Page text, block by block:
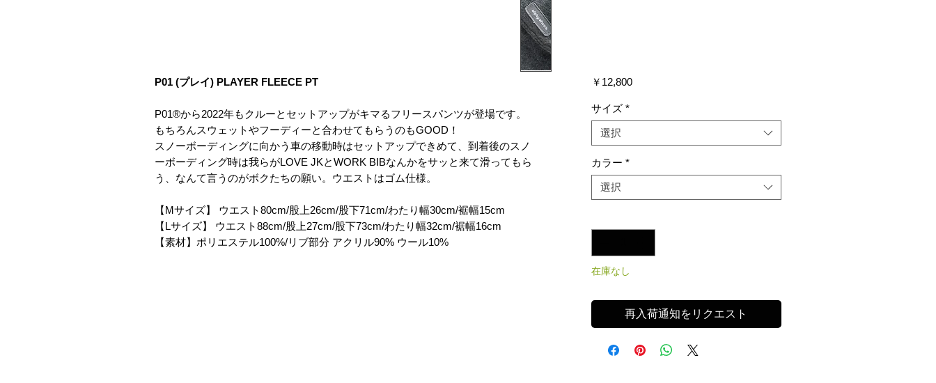
P01 (プレイ) PLAYER FLEECE PT
P01®から2022年もクルーとセットアップがキマるフリースパンツが登場です。
もちろんスウェットやフーディーと合わせてもらうのもGOOD！
スノーボーディングに向かう車の移動時はセットアップできめて、到着後のスノ
ーボーディング時は我らがLOVE JKとWORK BIBなんかをサッと来て滑ってもら
う、なんて言うのがボクたちの願い。ウエストはゴム仕様。
【Mサイズ】 ウエスト80cm/股上26cm/股下71cm/わたり幅30cm/裾幅15cm
【Lサイズ】 ウエスト88cm/股上27cm/股下73cm/わたり幅32cm/裾幅16cm
【素材】ポリエステル100%/リブ部分 アクリル90% ウール10%
￥12,800価
サイズ *
選択
カラー *
選択
在庫なし
再入荷通知をリクエスト